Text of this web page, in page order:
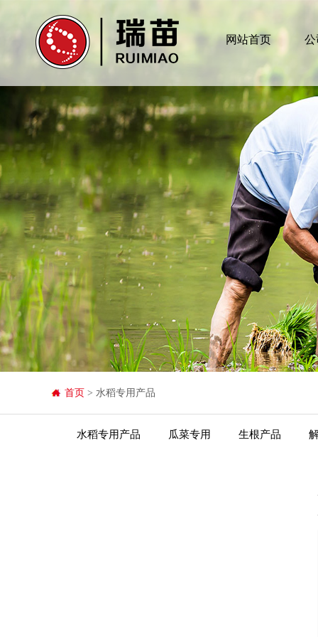
网站首页 公
首页 > 水稻专用产品
水稻专用产品 瓜菜专用 生根产品